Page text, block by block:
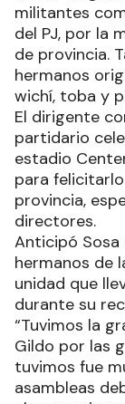
militantes
del PJ, por la
de provincia.
hermanos
wichí, toba y
El dirigente
partidario
estadio
para
provincia,
directores.
Anticipó
hermanos de
unidad que
durante su
“Tuvimos la
Gildo por las
tuvimos fue
asambleas